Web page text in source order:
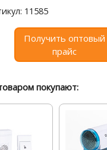
11585
Получить оптовый
прайс
покупают: